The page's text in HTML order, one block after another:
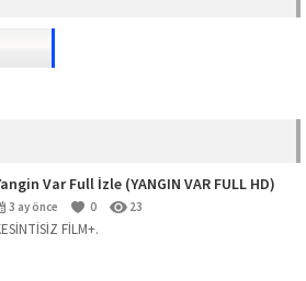
Var Full İzle (YANGIN VAR FULL HD)
3 ay önce 0 23
FİLM+.